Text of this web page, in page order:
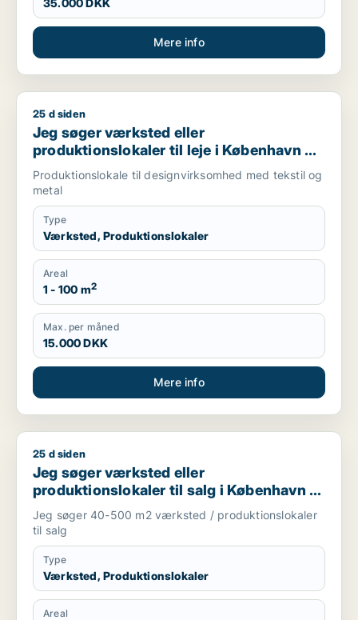
35.000 DKK
Mere info
Jeg søger værksted eller produktionslokaler til leje i
25 d siden
Jeg søger værksted eller
produktionslokaler til leje i København K,
Vesterbro eller Frederiksberg m.fl.
Produktionslokale til designvirksomhed med tekstil og
metal
Type
Værksted, Produktionslokaler
Areal
1 - 100 m2
Max. per måned
15.000 DKK
Mere info
Jeg søger værksted eller produktionslokaler til salg i
25 d siden
Jeg søger værksted eller
produktionslokaler til salg i København K,
Vesterbro eller Frederiksberg m.fl.
Jeg søger 40-500 m2 værksted / produktionslokaler
til salg
Type
Værksted, Produktionslokaler
Areal